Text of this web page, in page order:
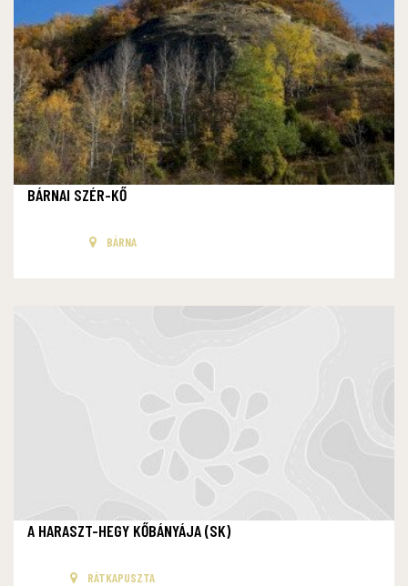
BÁRNAI SZÉR-KŐ
BÁRNA
A HARASZT-HEGY KŐBÁNYÁJA (SK)
RÁTKAPUSZTA